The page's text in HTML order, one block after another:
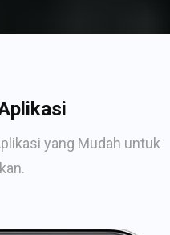
yang Mudah untuk